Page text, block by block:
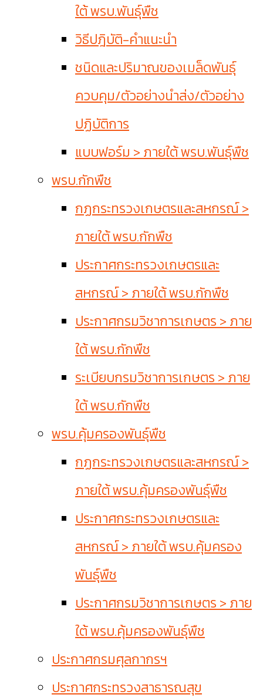
ใต้ พรบ.พันธุ์พืช
วิธีปฎิบัติ-คำแนะนำ
ชนิดและปริมาณของเมล็ดพันธุ์
ควบคุม/ตัวอย่างนำส่ง/ตัวอย่าง
ปฏิบัติการ
แบบฟอร์ม > ภายใต้ พรบ.พันธุ์พืช
พรบ.กักพืช
กฏกระทรวงเกษตรและสหกรณ์ >
ภายใต้ พรบ.กักพืช
ประกาศกระทรวงเกษตรและ
สหกรณ์ > ภายใต้ พรบ.กักพืช
ประกาศกรมวิชาการเกษตร > ภาย
ใต้ พรบ.กักพืช
ระเบียบกรมวิชาการเกษตร > ภาย
ใต้ พรบ.กักพืช
พรบ.คุ้มครองพันธุ์พืช
กฏกระทรวงเกษตรและสหกรณ์ >
ภายใต้ พรบ.คุ้มครองพันธุ์พืช
ประกาศกระทรวงเกษตรและ
สหกรณ์ > ภายใต้ พรบ.คุ้มครอง
พันธุ์พืช
ประกาศกรมวิชาการเกษตร > ภาย
ใต้ พรบ.คุ้มครองพันธุ์พืช
ประกาศกรมศุลกากรฯ
ประกาศกระทรวงสาธารณสุข